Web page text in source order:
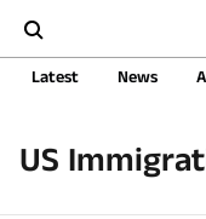
Latest News
US